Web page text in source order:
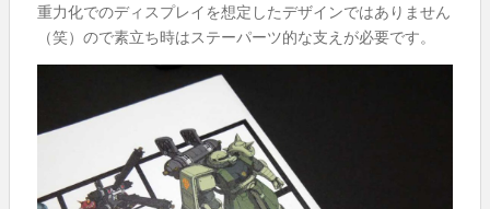
重力化でのディスプレイを想定したデザインではありません
（笑）ので素立ち時はステーパーツ的な支えが必要です。